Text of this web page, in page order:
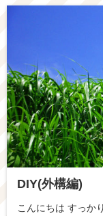
DIY(外構編)
こんにちは すっか